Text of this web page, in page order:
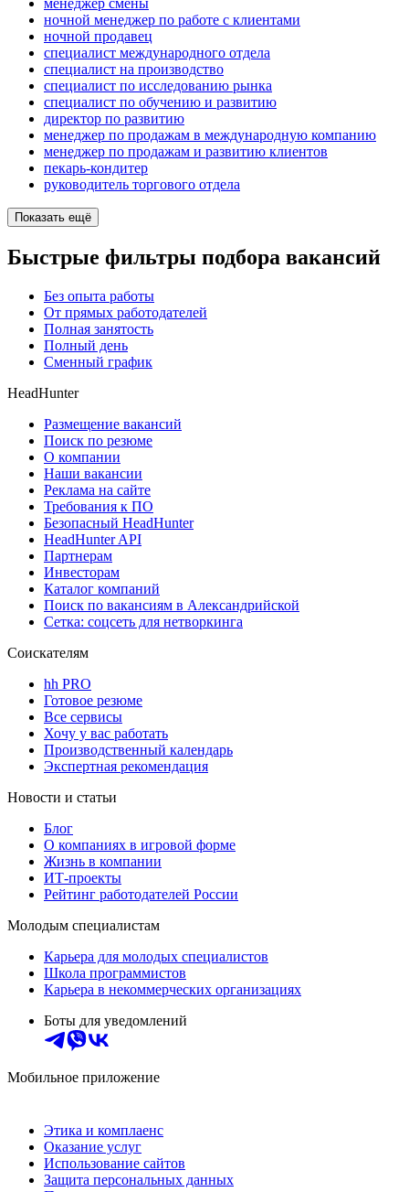
менеджер смены
ночной менеджер по работе с клиентами
ночной продавец
специалист международного отдела
специалист на производство
специалист по исследованию рынка
специалист по обучению и развитию
директор по развитию
менеджер по продажам в международную компанию
менеджер по продажам и развитию клиентов
пекарь-кондитер
руководитель торгового отдела
Показать ещё
Быстрые фильтры подбора вакансий
Без опыта работы
От прямых работодателей
Полная занятость
Полный день
Сменный график
HeadHunter
Размещение вакансий
Поиск по резюме
О компании
Наши вакансии
Реклама на сайте
Требования к ПО
Безопасный HeadHunter
HeadHunter API
Партнерам
Инвесторам
Каталог компаний
Поиск по вакансиям в Александрийской
Сетка: соцсеть для нетворкинга
Соискателям
hh PRO
Готовое резюме
Все сервисы
Хочу у вас работать
Производственный календарь
Экспертная рекомендация
Новости и статьи
Блог
О компаниях в игровой форме
Жизнь в компании
ИТ-проекты
Рейтинг работодателей России
Молодым специалистам
Карьера для молодых специалистов
Школа программистов
Карьера в некоммерческих организациях
Боты для уведомлений
Мобильное приложение
Этика и комплаенс
Оказание услуг
Использование сайтов
Защита персональных данных